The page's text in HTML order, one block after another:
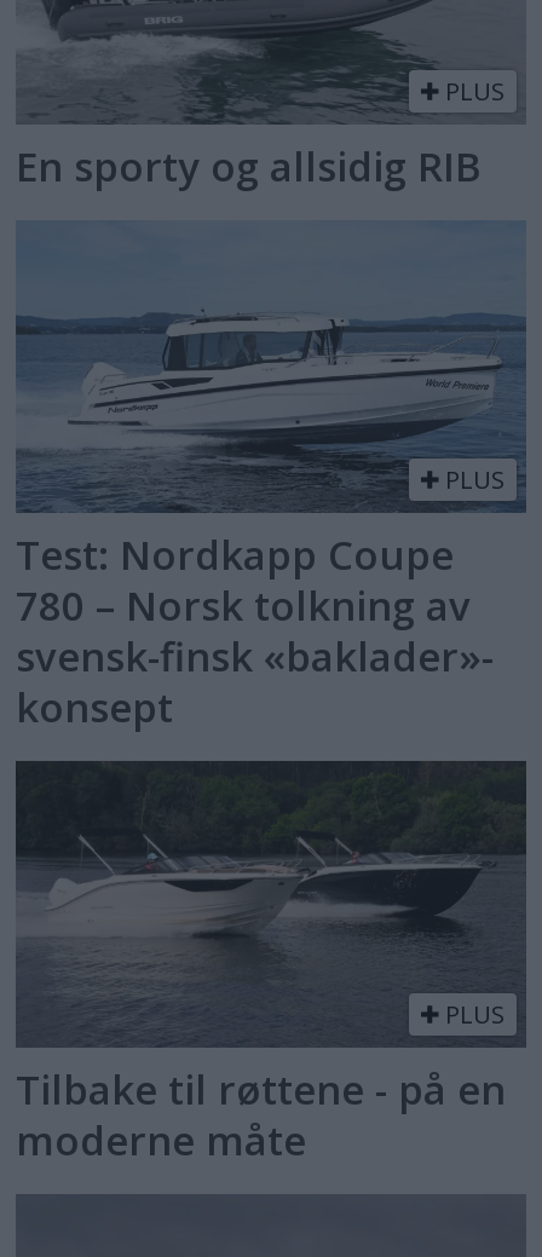
PLUS
En sporty og allsidig RIB
PLUS
Test: Nordkapp Coupe
780 – Norsk tolkning av
svensk-finsk «baklader»-
konsept
PLUS
Tilbake til røttene - på en
moderne måte